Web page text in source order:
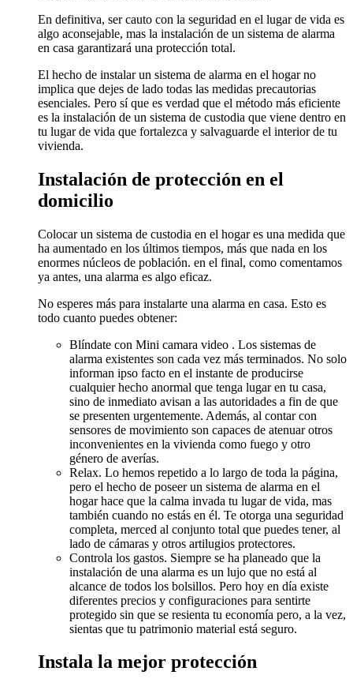
En definitiva, ser cauto con la seguridad en el lugar de vida es
algo aconsejable, mas la instalación de un sistema de alarma
en casa garantizará una protección total.
El hecho de instalar un sistema de alarma en el hogar no
implica que dejes de lado todas las medidas precautorias
esenciales. Pero sí que es verdad que el método más eficiente
es la instalación de un sistema de custodia que viene dentro en
tu lugar de vida que fortalezca y salvaguarde el interior de tu
vivienda.
Instalación de protección en el
domicilio
Colocar un sistema de custodia en el hogar es una medida que
ha aumentado en los últimos tiempos, más que nada en los
enormes núcleos de población. en el final, como comentamos
ya antes, una alarma es algo eficaz.
No esperes más para instalarte una alarma en casa. Esto es
todo cuanto puedes obtener:
Blíndate con Mini camara video . Los sistemas de
alarma existentes son cada vez más terminados. No solo
informan ipso facto en el instante de producirse
cualquier hecho anormal que tenga lugar en tu casa,
sino de inmediato avisan a las autoridades a fin de que
se presenten urgentemente. Además, al contar con
sensores de movimiento son capaces de atenuar otros
inconvenientes en la vivienda como fuego y otro
género de averías.
Relax. Lo hemos repetido a lo largo de toda la página,
pero el hecho de poseer un sistema de alarma en el
hogar hace que la calma invada tu lugar de vida, mas
también cuando no estás en él. Te otorga una seguridad
completa, merced al conjunto total que puedes tener, al
lado de cámaras y otros artilugios protectores.
Controla los gastos. Siempre se ha planeado que la
instalación de una alarma es un lujo que no está al
alcance de todos los bolsillos. Pero hoy en día existe
diferentes precios y configuraciones para sentirte
protegido sin que se resienta tu economía pero, a la vez,
sientas que tu patrimonio material está seguro.
Instala la mejor protección